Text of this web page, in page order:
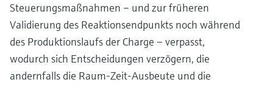
Steuerungsmaßnahmen – und zur früheren
Validierung des Reaktionsendpunkts noch während
des Produktionslaufs der Charge – verpasst,
wodurch sich Entscheidungen verzögern, die
andernfalls die Raum-Zeit-Ausbeute und die